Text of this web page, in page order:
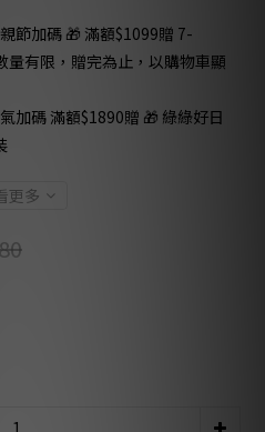
節加碼 🎁 滿額$1099贈 7-
量有限，贈完為止，以購物車顯
加碼 滿額$1890贈 🎁 綠綠好日
更多